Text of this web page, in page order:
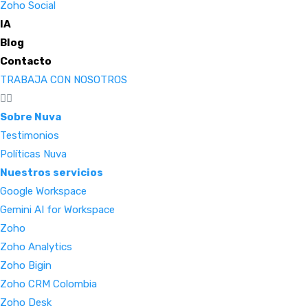
Zoho Social
IA
Blog
Contacto
TRABAJA CON NOSOTROS
Sobre Nuva
Testimonios
Políticas Nuva
Nuestros servicios
Google Workspace
Gemini AI for Workspace
Zoho
Zoho Analytics
Zoho Bigin
Zoho CRM Colombia
Zoho Desk